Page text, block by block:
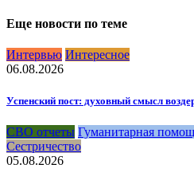
Еще новости по теме
Интервью Интересное
06.08.2026
Успенский пост: духовный смысл
СВО отчеты Гуманитарная
Сестричество
05.08.2026